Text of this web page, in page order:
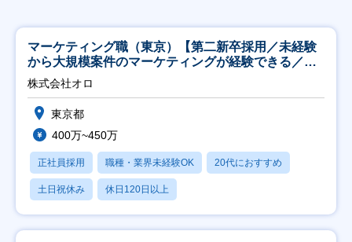
マーケティング職（東京）【第二新卒採用／未経験
から大規模案件のマーケティングが経験できる／研
修充実】
株式会社オロ
東京都
400万~450万
正社員採用 職種・業界未経験OK 20代におすすめ
土日祝休み 休日120日以上